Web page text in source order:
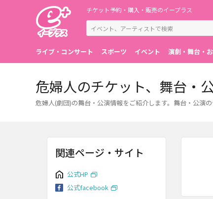
チケット予約・購入・販売のイープラス
ライブ・コンサート スポーツ イベント 演劇・舞台・
危婦人のチケット、舞台・
危婦人(劇団)の舞台・公演情報をご紹介します。舞台・公演
関連ページ・サイト
公式HP
公式facebook